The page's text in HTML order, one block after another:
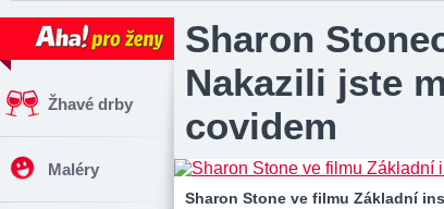
Žhavé drby
Maléry
Sharon
Nakazili jste
covidem
Sharon Stone ve filmu Základní